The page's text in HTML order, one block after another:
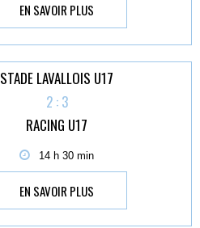
EN SAVOIR PLUS
STADE LAVALLOIS U17
2 : 3
RACING U17
14 h 30 min
EN SAVOIR PLUS